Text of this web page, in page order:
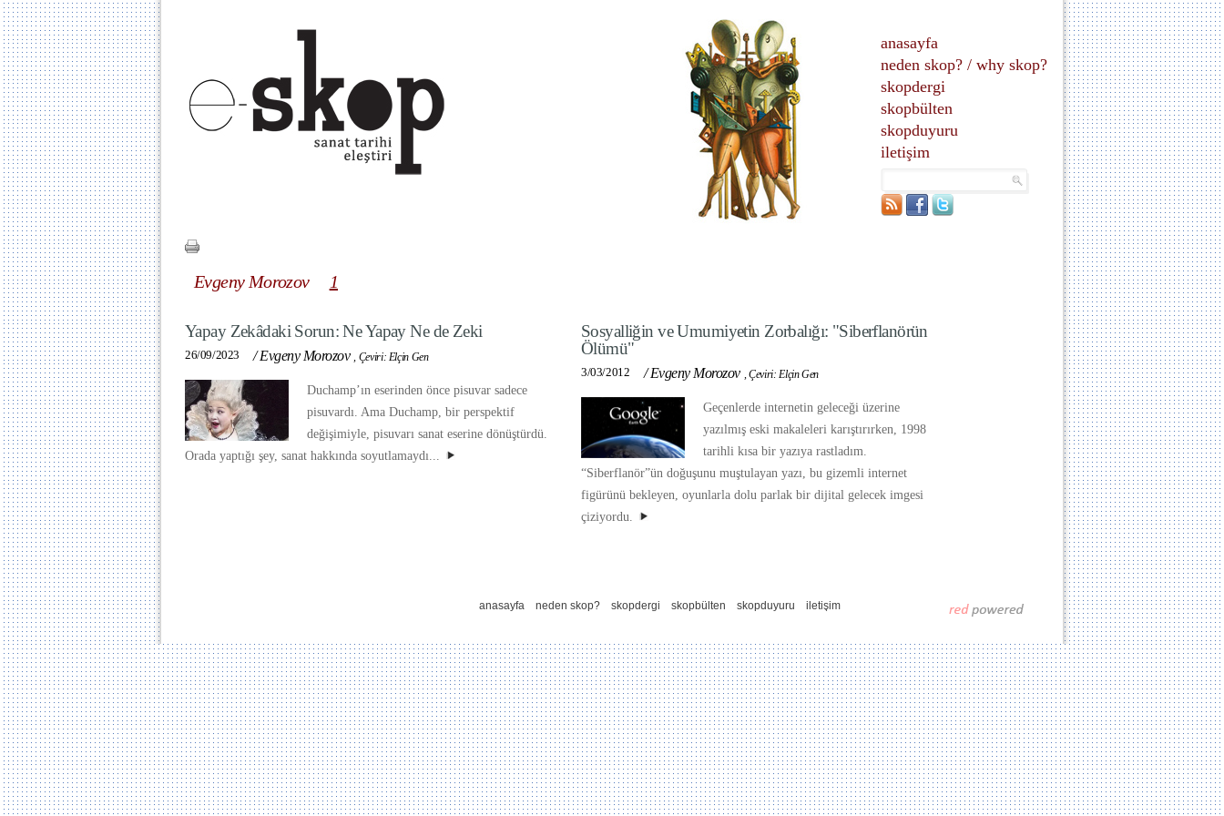
anasayfa
neden skop? / why skop?
skopdergi
skopbülten
skopduyuru
iletişim
Evgeny Morozov 1
Yapay Zekâdaki Sorun: Ne Yapay Ne de Zeki
26/09/2023 /Evgeny Morozov , Çeviri: Elçin Gen
Duchamp’ın eserinden önce pisuvar sadece
pisuvardı. Ama Duchamp, bir perspektif
değişimiyle, pisuvarı sanat eserine dönüştürdü.
Orada yaptığı şey, sanat hakkında soyutlamaydı...
Sosyalliğin ve Umumiyetin Zorbalığı: "Siberflanörün
Ölümü"
3/03/2012 /Evgeny Morozov ,Çeviri: Elçin Gen
Geçenlerde internetin geleceği üzerine
yazılmış eski makaleleri karıştırırken, 1998
tarihli kısa bir yazıya rastladım.
“Siberflanör”ün doğuşunu muştulayan yazı, bu gizemli internet
figürünü bekleyen, oyunlarla dolu parlak bir dijital gelecek imgesi
çiziyordu.
anasayfa neden skop? skopdergi skopbülten skopduyuru iletişim